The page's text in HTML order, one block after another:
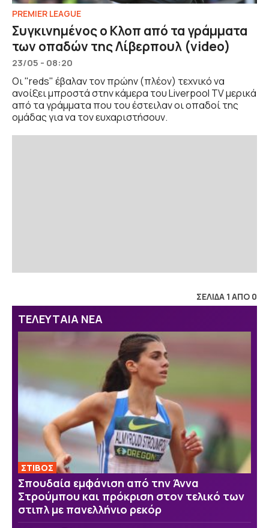
PREMIER LEAGUE
Συγκινημένος ο Κλοπ από τα γράμματα
των οπαδών της Λίβερπουλ (video)
23/05 - 08:20
Οι "reds" έβαλαν τον πρώην (πλέον) τεχνικό να
ανοίξει μπροστά στην κάμερα του Liverpool TV μερικά
από τα γράμματα που του έστειλαν οι οπαδοί της
ομάδας για να τον ευχαριστήσουν.
ΣΕΛΙΔΑ 1 ΑΠΟ 0
ΤΕΛΕΥΤΑΙΑ ΝΕΑ
ΣΤΙΒΟΣ
Σπουδαία εμφάνιση από την Άννα
Στρούμπου και πρόκριση στον τελικό των
στιπλ με πανελλήνιο ρεκόρ